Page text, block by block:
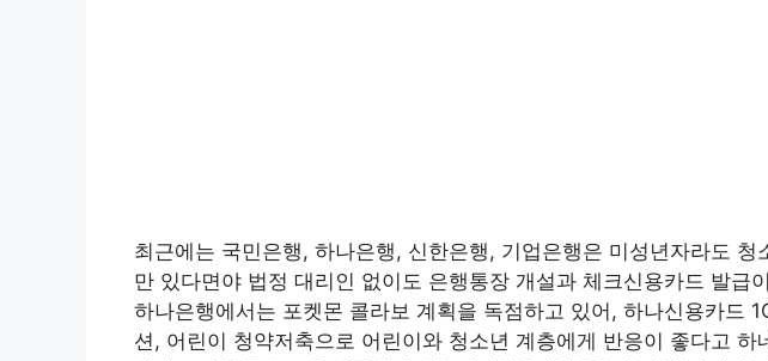
최근에는 국민은행, 하나은행, 신한은행, 기업은행은 미성년자라도 청
만 있다면야 법정 대리인 없이도 은행통장 개설과 체크신용카드 발급
하나은행에서는 포켓몬 콜라보 계획을 독점하고 있어, 하나신용카드
션, 어린이 청약저축으로 어린이와 청소년 계층에게 반응이 좋다고 하